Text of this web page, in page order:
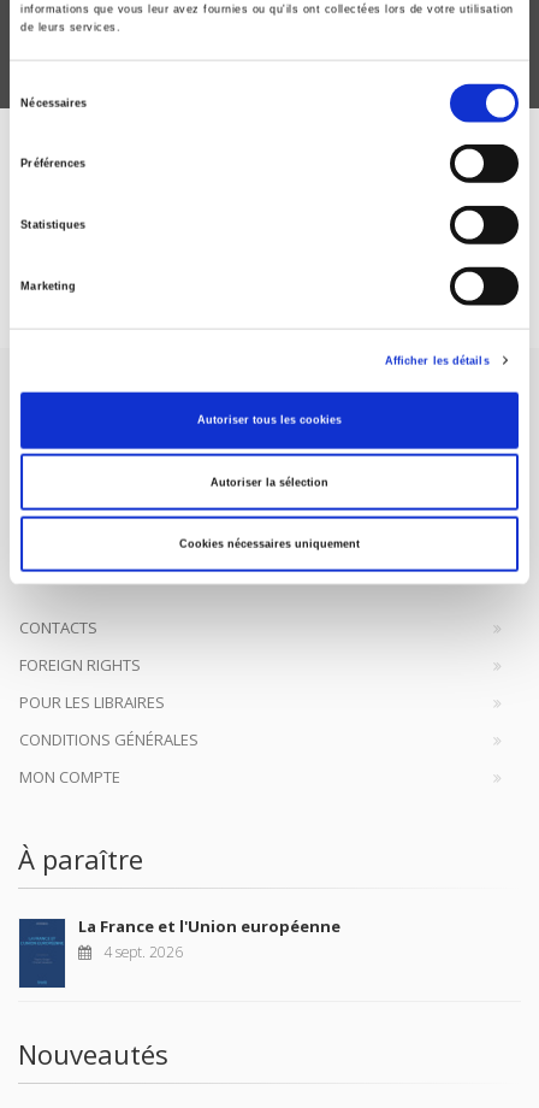
informations que vous leur avez fournies ou qu'ils ont collectées lors de votre utilisation
de leurs services.
Nécessaires
Préférences
Statistiques
Marketing
Afficher les détails
Autoriser tous les cookies
Autoriser la sélection
Cookies nécessaires uniquement
ABONNEZ-VOUS À NOS
Presses de Sciences Po participent depuis leur création en 1976
à la transmission des savoirs et des idéescontinuer
CONTACTS
FOREIGN RIGHTS
POUR LES LIBRAIRES
CONDITIONS GÉNÉRALES
MON COMPTE
À paraître
La France et l'Union européenne
4 sept. 2026
Nouveautés